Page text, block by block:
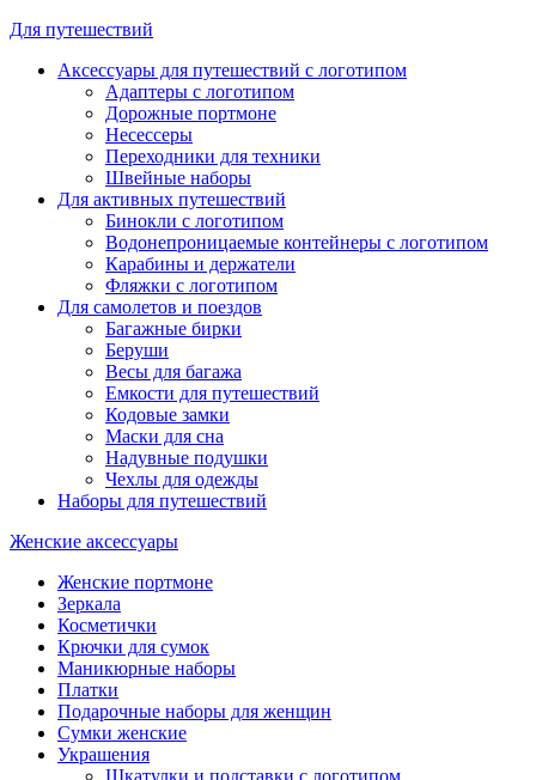
Для путешествий
Аксессуары для путешествий с логотипом
Адаптеры с логотипом
Дорожные портмоне
Несессеры
Переходники для техники
Швейные наборы
Для активных путешествий
Бинокли с логотипом
Водонепроницаемые контейнеры с логотипом
Карабины и держатели
Фляжки с логотипом
Для самолетов и поездов
Багажные бирки
Беруши
Весы для багажа
Емкости для путешествий
Кодовые замки
Маски для сна
Надувные подушки
Чехлы для одежды
Наборы для путешествий
Женские аксессуары
Женские портмоне
Зеркала
Косметички
Крючки для сумок
Маникюрные наборы
Платки
Подарочные наборы для женщин
Сумки женские
Украшения
Шкатулки и подставки с логотипом